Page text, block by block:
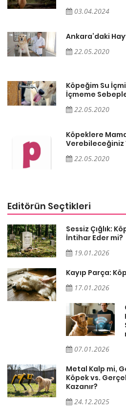
03.04.2024
Ankara’daki
22.05.2020
Köpeğim Su
İçmeme
22.05.2020
Köpeklere
Verebileceğiniz
22.05.2020
Editörün Seçtikleri
Sessiz Çığlık:
İntihar Eder mi?
19.01.2026
Kayıp Parça:
17.01.2026
07.01.2026
Metal Kalp mi,
Köpek vs.
Kazanır?
24.12.2025